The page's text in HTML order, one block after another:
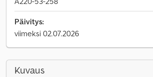
Päivitys:
viimeksi 02.07.2026
Kuvaus